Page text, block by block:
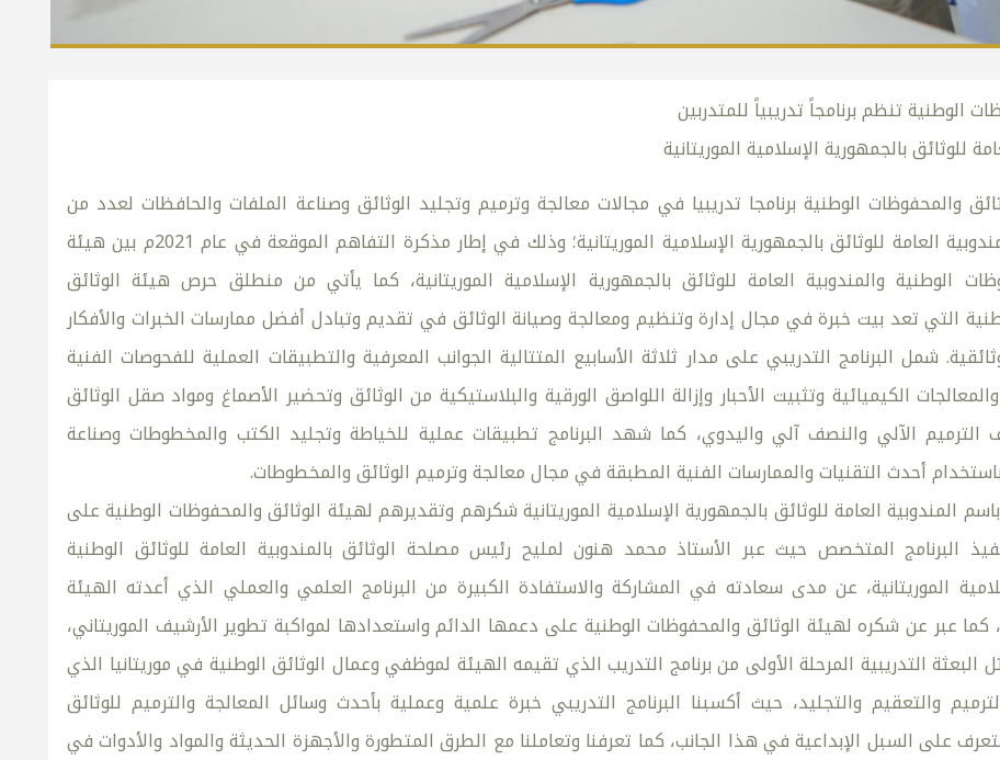
الوطنية تنظم برنامجاً تدريبياً للمتدربين
للوثائق بالجمهورية الإسلامية الموريتانية
والمحفوظات الوطنية برنامجا تدريبيا في مجالات معالجة وترميم وتجليد الوثائق وصناعة الملفات والحافظات لعدد من
المتدربين من المندوبية العامة للوثائق بالجمهورية الإسلامية الموريتانية؛ وذلك في إطار مذكرة التفاهم الموقعة في عام 2021م بين هيئة
الوطنية والمندوبية العامة للوثائق بالجمهورية الإسلامية الموريتانية، كما يأتي من منطلق حرص هيئة الوثائق
التي تعد بيت خبرة في مجال إدارة وتنظيم ومعالجة وصيانة الوثائق في تقديم وتبادل أفضل ممارسات الخبرات والأفكار
شمل البرنامج التدريبي على مدار ثلاثة الأسابيع المتتالية الجوانب المعرفية والتطبيقات العملية للفحوصات الفنية
والمعالجات الكيميائية وتثبيت الأحبار وإزالة اللواصق الورقية والبلاستيكية من الوثائق وتحضير الأصماغ ومواد صقل الوثائق
الترميم الآلي والنصف آلي واليدوي، كما شهد البرنامج تطبيقات عملية للخياطة وتجليد الكتب والمخطوطات وصناعة
أحدث التقنيات والممارسات الفنية المطبقة في مجال معالجة وترميم الوثائق والمخطوطات.
المندوبية العامة للوثائق بالجمهورية الإسلامية الموريتانية شكرهم وتقديرهم لهيئة الوثائق والمحفوظات الوطنية على
البرنامج المتخصص حيث عبر الأستاذ محمد هنون لمليح رئيس مصلحة الوثائق بالمندوبية العامة للوثائق الوطنية
الموريتانية، عن مدى سعادته في المشاركة والاستفادة الكبيرة من البرنامج العلمي والعملي الذي أعدته الهيئة
كما عبر عن شكره لهيئة الوثائق والمحفوظات الوطنية على دعمها الدائم واستعدادها لمواكبة تطوير الأرشيف الموريتاني،
التدريبية المرحلة الأولى من برنامج التدريب الذي تقيمه الهيئة لموظفي وعمال الوثائق الوطنية في موريتانيا الذي
والتعقيم والتجليد، حيث أكسبنا البرنامج التدريبي خبرة علمية وعملية بأحدث وسائل المعالجة والترميم للوثائق
على السبل الإبداعية في هذا الجانب، كما تعرفنا وتعاملنا مع الطرق المتطورة والأجهزة الحديثة والمواد والأدوات في